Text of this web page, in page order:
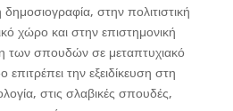
στην πολιτιστική
χώρο και στην επιστημονική
των σπουδών σε μεταπτυχιακό
επιτρέπει την εξειδίκευση στη
στις σλαβικές σπουδές,